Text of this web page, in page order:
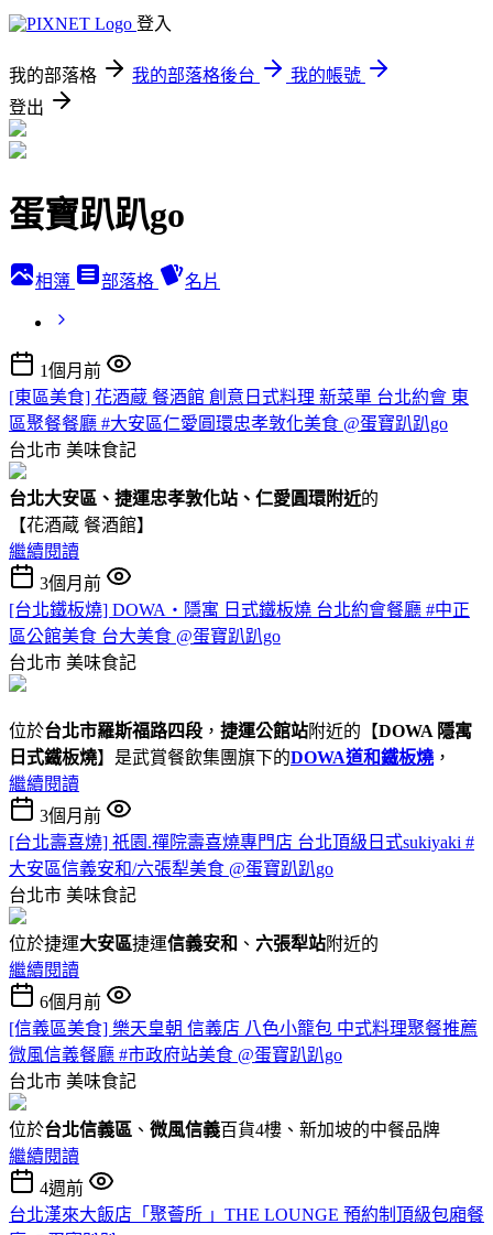
登入
我的部落格 我的部落格後台
我的帳號
登出
蛋寶趴趴go
相簿 部落格 名片
1個月前
[東區美食] 花酒蔵 餐酒館 創意日式料理 新菜單 台北約會 東
區聚餐餐廳 #大安區仁愛圓環忠孝敦化美食 @蛋寶趴趴go
台北市 美味食記
台北大安區、捷運忠孝敦化站、仁愛圓環附近的
【花酒蔵 餐酒館】
繼續閱讀
3個月前
[台北鐵板燒] DOWA・隱寓 日式鐵板燒 台北約會餐廳 #中正
區公館美食 台大美食 @蛋寶趴趴go
台北市 美味食記
位於台北市羅斯福路四段 ， 捷運公館站附近的【DOWA 隱寓
日式鐵板燒】是武賞餐飲集團旗下的DOWA道和鐵板燒 ，
繼續閱讀
3個月前
[台北壽喜燒] 祇園.禪院壽喜燒專門店 台北頂級日式sukiyaki #
大安區信義安和/六張犁美食 @蛋寶趴趴go
台北市 美味食記
位於捷運大安區捷運信義安和 、 六張犁站附近的
繼續閱讀
6個月前
[信義區美食] 樂天皇朝 信義店 八色小籠包 中式料理聚餐推薦
微風信義餐廳 #市政府站美食 @蛋寶趴趴go
台北市 美味食記
位於台北信義區 、 微風信義百貨4樓、新加坡的中餐品牌
繼續閱讀
4週前
台北漢來大飯店「聚薈所 」THE LOUNGE 預約制頂級包廂餐